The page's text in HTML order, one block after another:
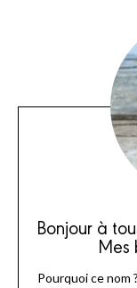
Bonjour à
Mes
Pourquoi ce nom